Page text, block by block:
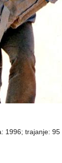
1996; trajanje: 95